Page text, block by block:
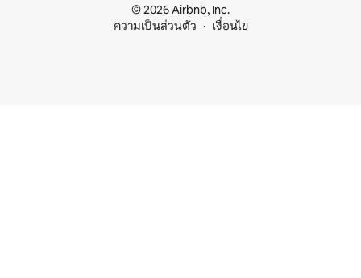
© 2026 Airbnb, Inc.
ความเป็นส่วนตัว
เงื่อนไข